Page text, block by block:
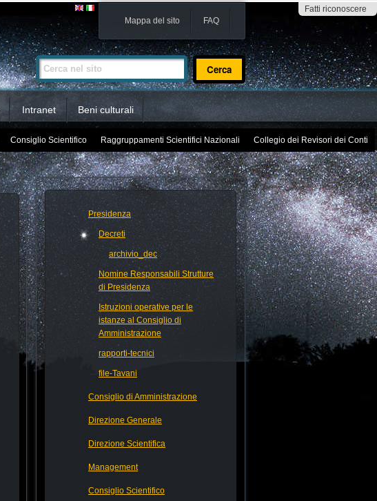
Fatti riconoscere
Mappa del sito FAQ
Cerca nel sito
Ricerca
avanzata…
Intranet Beni culturali
Consiglio Scientifico Raggruppamenti Scientifici Nazionali Collegio dei Revisori dei Conti
Presidenza
Decreti
archivio_dec
Nomine Responsabili Strutture
di Presidenza
Istruzioni operative per le
istanze al Consiglio di
Amministrazione
rapporti-tecnici
file-Tavani
Consiglio di Amministrazione
Direzione Generale
Direzione Scientifica
Management
Consiglio Scientifico